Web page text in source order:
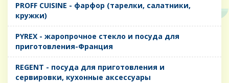
PROFF CUISINE - фарфор (тарелки, салатники,
кружки)
PYREX - жаропрочное стекло и посуда для
приготовления-Франция
REGENT - посуда для приготовления и
сервировки, кухонные аксессуары